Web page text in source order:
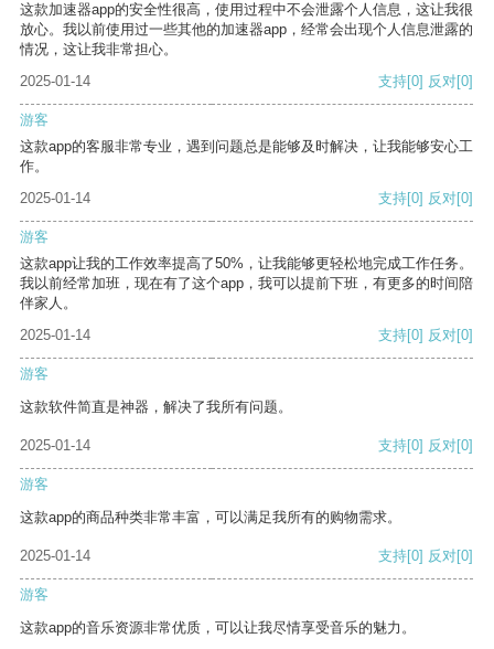
这款加速器app的安全性很高，使用过程中不会泄露个人信息，这让我很
放心。我以前使用过一些其他的加速器app，经常会出现个人信息泄露的
情况，这让我非常担心。
2025-01-14
支持[0] 反对[0]
游客
这款app的客服非常专业，遇到问题总是能够及时解决，让我能够安心工
作。
2025-01-14
支持[0] 反对[0]
游客
这款app让我的工作效率提高了50%，让我能够更轻松地完成工作任务。
我以前经常加班，现在有了这个app，我可以提前下班，有更多的时间陪
伴家人。
2025-01-14
支持[0] 反对[0]
游客
这款软件简直是神器，解决了我所有问题。
2025-01-14 支持[0] 反对[0]
游客
这款app的商品种类非常丰富，可以满足我所有的购物需求。
2025-01-14 支持[0] 反对[0]
游客
这款app的音乐资源非常优质，可以让我尽情享受音乐的魅力。